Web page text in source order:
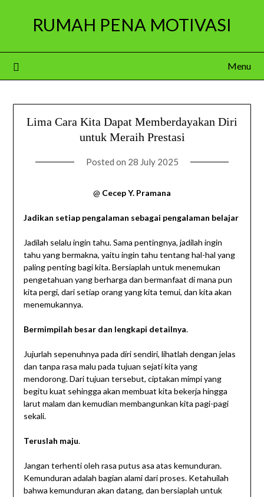
RUMAH PENA MOTIVASI
Menu
Lima Cara Kita Dapat Memberdayakan Diri
untuk Meraih Prestasi
Posted on 28 July 2025
@ Cecep Y. Pramana
Jadikan setiap pengalaman sebagai pengalaman belajar
Jadilah selalu ingin tahu. Sama pentingnya, jadilah ingin
tahu yang bermakna, yaitu ingin tahu tentang hal-hal yang
paling penting bagi kita. Bersiaplah untuk menemukan
pengetahuan yang berharga dan bermanfaat di mana pun
kita pergi, dari setiap orang yang kita temui, dan kita akan
menemukannya.
Bermimpilah besar dan lengkapi detailnya.
Jujurlah sepenuhnya pada diri sendiri, lihatlah dengan jelas
dan tanpa rasa malu pada tujuan sejati kita yang
mendorong. Dari tujuan tersebut, ciptakan mimpi yang
begitu kuat sehingga akan membuat kita bekerja hingga
larut malam dan kemudian membangunkan kita pagi-pagi
sekali.
Teruslah maju.
Jangan terhenti oleh rasa putus asa atas kemunduran.
Kemunduran adalah bagian alami dari proses. Ketahuilah
bahwa kemunduran akan datang, dan bersiaplah untuk